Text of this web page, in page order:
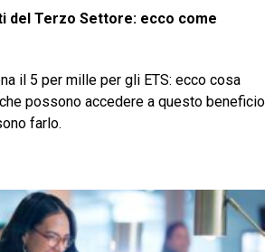
del Terzo Settore: ecco come
il 5 per mille per gli ETS: ecco cosa
possono accedere a questo beneficio
farlo.